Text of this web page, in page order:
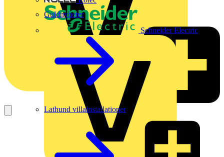
Schneider Electric
Guldnyheter
Lathund villainstallationer